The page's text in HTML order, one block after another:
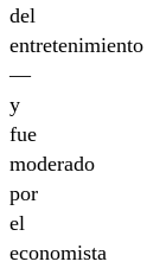
del
entretenimiento
—
y
fue
moderado
por
el
economista